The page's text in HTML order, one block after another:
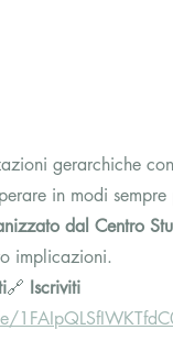
gerarchiche
in modi sempre
dal Centro
implicazioni.
🔗 Iscriviti